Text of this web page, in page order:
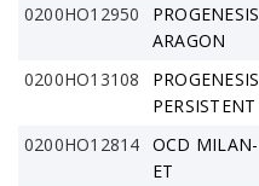
0200HO12950
PROGENESIS
ARAGON
0200HO13108
PROGENESIS
PERSISTENT
0200HO12814 OCD MILAN-
ET